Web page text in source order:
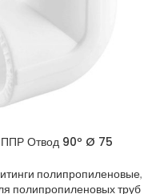
Отвод 90º Ø 75
полипропиленовые,
полипропиленовых труб